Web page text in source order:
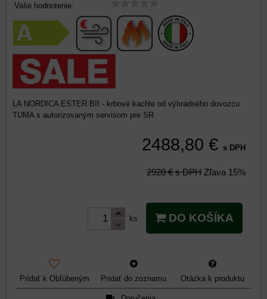
Vaše hodnotenie:
LA NORDICA ESTER BII - krbové kachle od výhradného dovozcu
TUMA s autorizovaným servisom pre SR
2488,80 € s DPH
2928 € s DPH Zľava 15%
ks DO KOŠÍKA
Pridať k Obľúbeným Pridať do zoznamu Otázka k produktu